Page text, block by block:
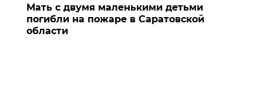
Мать с двумя маленькими детьми
погибли на пожаре в Саратовской
области